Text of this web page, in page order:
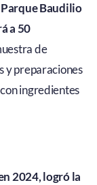
Parque Baudilio
a 50
de
y preparaciones
ingredientes
2024, logró la